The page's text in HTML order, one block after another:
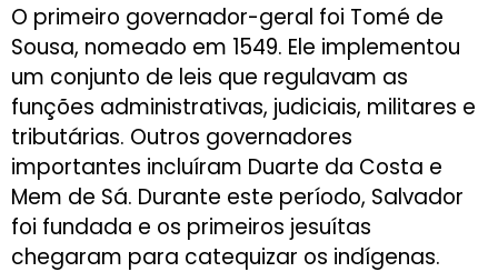
O primeiro governador-geral foi Tomé de
Sousa, nomeado em 1549. Ele implementou
um conjunto de leis que regulavam as
funções administrativas, judiciais, militares e
tributárias. Outros governadores
importantes incluíram Duarte da Costa e
Mem de Sá. Durante este período, Salvador
foi fundada e os primeiros jesuítas
chegaram para catequizar os indígenas.